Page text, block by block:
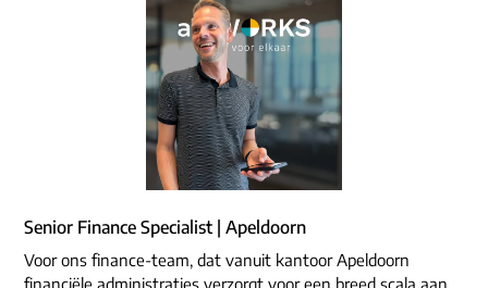
Senior Finance Specialist | Apeldoorn
Voor ons finance-team, dat vanuit kantoor Apeldoorn